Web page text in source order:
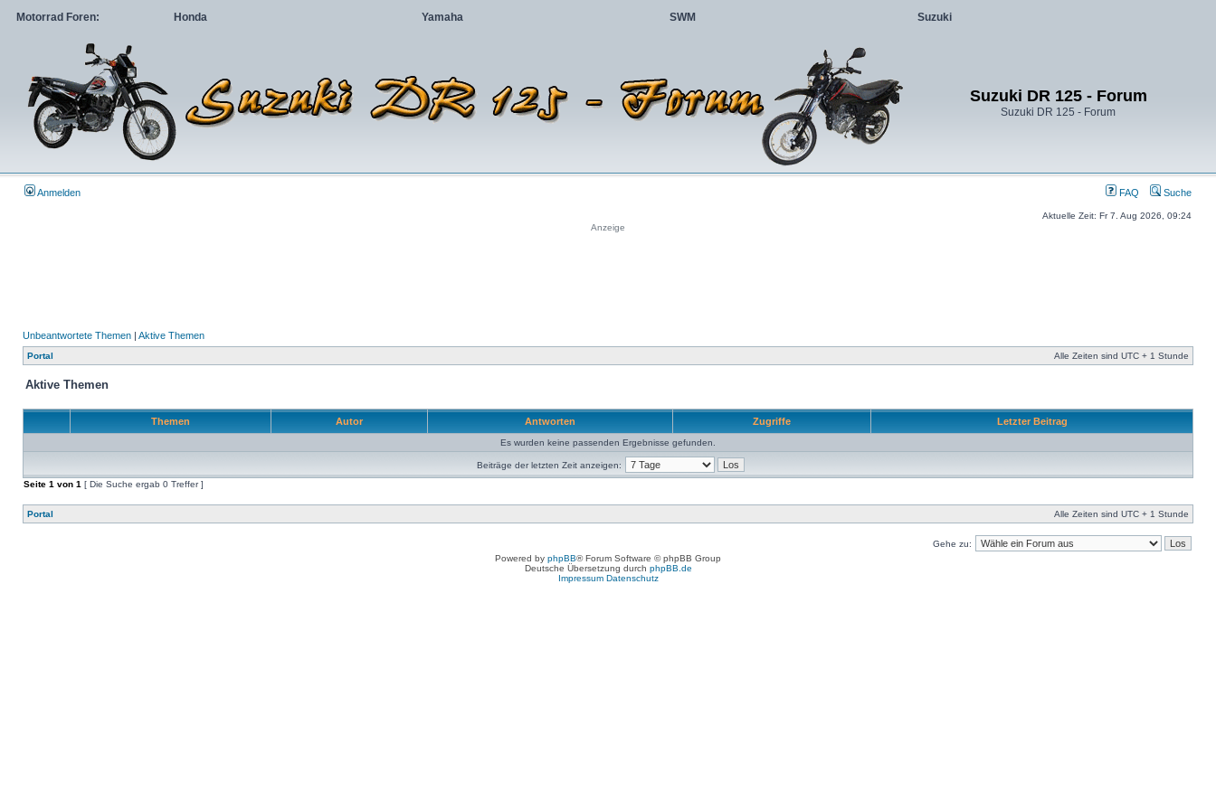
Motorrad Foren: Honda Yamaha SWM Suzuki
Suzuki DR 125 - Forum
Suzuki DR 125 - Forum
Anmelden FAQ Suche
Aktuelle Zeit: Fr 7. Aug 2026, 09:24
Anzeige
Unbeantwortete Themen | Aktive Themen
Portal Alle Zeiten sind UTC + 1 Stunde
Aktive Themen
Themen Autor Antworten Zugriffe Letzter Beitrag
Es wurden keine passenden Ergebnisse gefunden.
Beiträge der letzten Zeit anzeigen:
Seite 1 von 1 [ Die Suche ergab 0 Treffer ]
Portal Alle Zeiten sind UTC + 1 Stunde
Gehe zu:
Powered by phpBB® Forum Software © phpBB Group
Deutsche Übersetzung durch phpBB.de
Impressum Datenschutz